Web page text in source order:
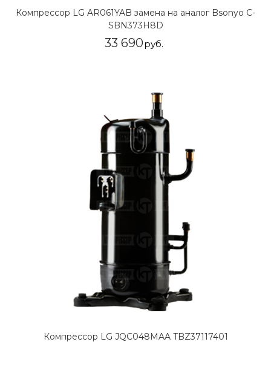
Компрессор LG AR061YAB замена на аналог Bsonyo C-
SBN373H8D
33 690руб.
Компрессор LG JQC048MAA TBZ37117401